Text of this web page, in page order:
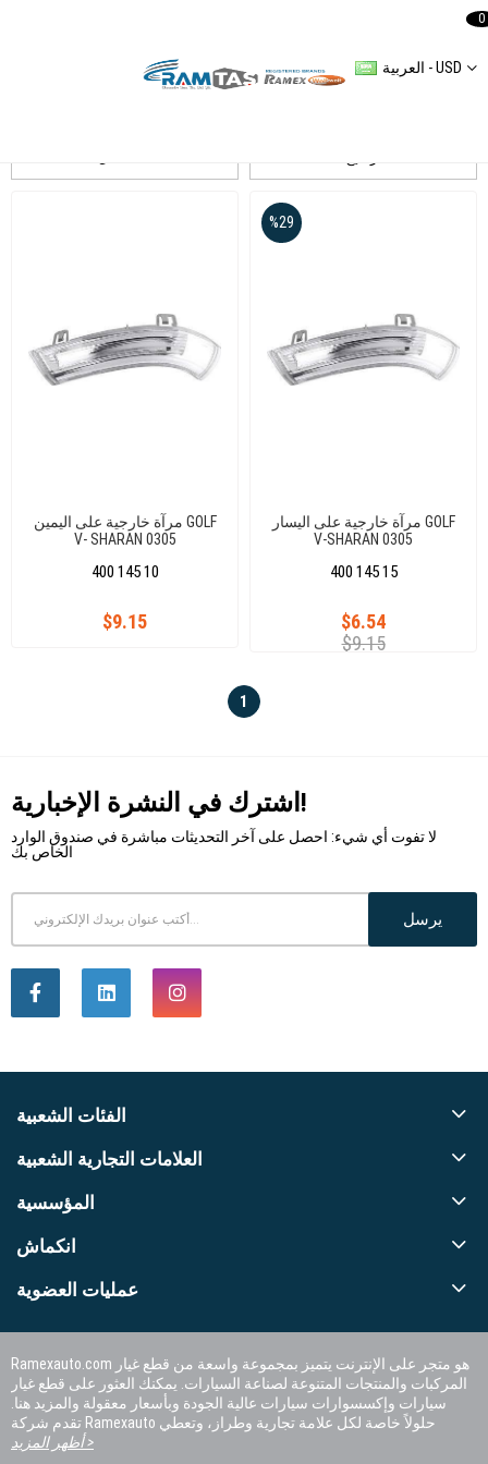
العربية - USD
0
مرآة خارجية على اليمين GOLF
V- SHARAN 0305
400 145 10
$9.15
مرآة خارجية على اليسار GOLF
V-SHARAN 0305
400 145 15
$6.54
$9.15
%29
1
اشترك في النشرة الإخبارية!
لا تفوت أي شيء: احصل على آخر التحديثات مباشرة في صندوق الوارد
الخاص بك
يرسل
الفئات الشعبية
العلامات التجارية الشعبية
المؤسسية
انكماش
عمليات العضوية
Ramexauto.com هو متجر على الإنترنت يتميز بمجموعة واسعة من قطع غيار
المركبات والمنتجات المتنوعة لصناعة السيارات. يمكنك العثور على قطع غيار
سيارات وإكسسوارات سيارات عالية الجودة وبأسعار معقولة والمزيد هنا.
تقدم شركة Ramexauto حلولاً خاصة لكل علامة تجارية وطراز، وتعطي
أظهر المزيد >